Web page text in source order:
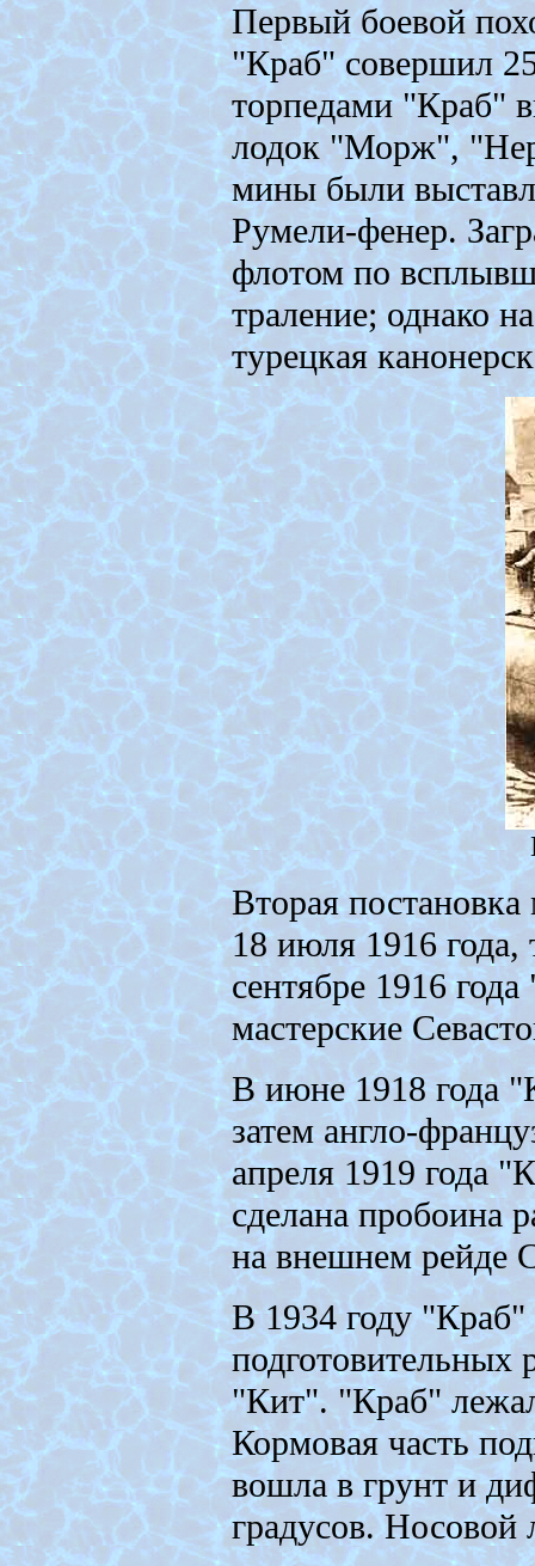
Первый боевой
"Краб" совершил
торпедами "Краб"
лодок "Морж",
мины были
Румели-фенер.
флотом по
траление; однако
турецкая
Вторая
18 июля 1916 года,
сентябре 1916
мастерские
В июне 1918 года
затем англо-
апреля 1919 года
сделана пробоина
на внешнем рейде
В 1934 году
подготовительных
"Кит". "Краб"
Кормовая часть
вошла в грунт и
градусов.